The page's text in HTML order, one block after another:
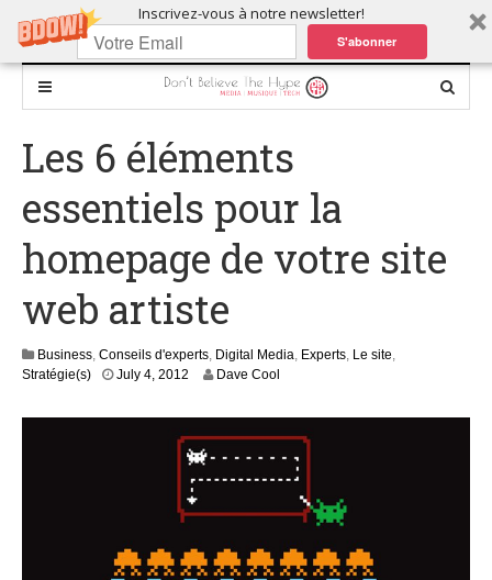
Inscrivez-vous à notre newsletter!
S'abonner
Les 6 éléments
essentiels pour la
homepage de votre site
web artiste
Business, Conseils d'experts, Digital Media, Experts, Le site,
Stratégie(s)
July 4, 2012
t
e
b
e
2
,
Dave Cool